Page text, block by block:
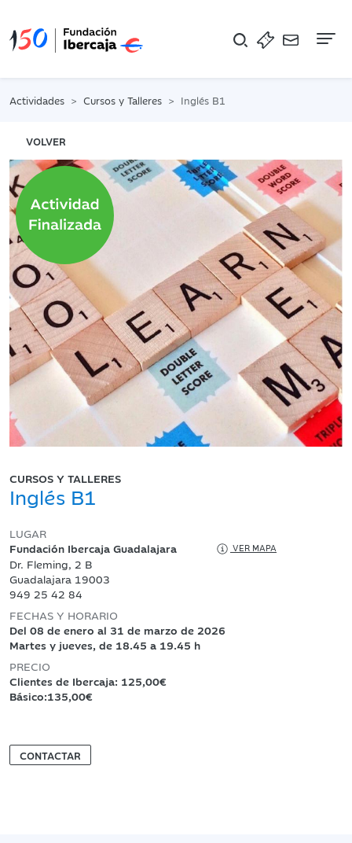
Actividades Cursos y Talleres Inglés B1
VOLVER
CURSOS Y TALLERES
Inglés B1
LUGAR
Fundación Ibercaja Guadalajara
VER MAPA
Dr. Fleming, 2 B
Guadalajara 19003
949 25 42 84
FECHAS Y HORARIO
Del 08 de enero al 31 de marzo de 2026
Martes y jueves, de 18.45 a 19.45 h
PRECIO
Clientes de Ibercaja: 125,00€
Básico:135,00€
CONTACTAR